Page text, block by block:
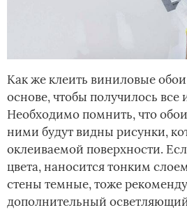
Как же клеить виниловые
основе, чтобы получилось все
Необходимо помнить, что
ними будут видны рисунки,
оклеиваемой поверхности.
цвета, наносится тонким
стены темные, тоже
дополнительный